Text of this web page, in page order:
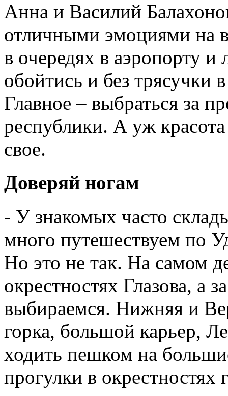
Анна и Василий
отличными эмоциями на
в очередях в аэропорту
обойтись и без трясучки
Главное – выбраться за
республики. А уж
свое.
Доверяй ногам
- У знакомых часто
много путешествуем по
Но это не так. На самом
окрестностях Глазова, а
выбираемся. Нижняя и
горка, большой
ходить пешком на
прогулки в окрестностях